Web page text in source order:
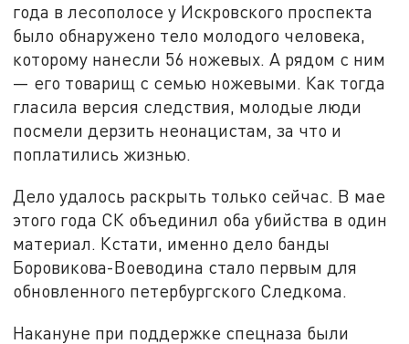
года в лесополосе у Искровского проспекта
было обнаружено тело молодого человека,
которому нанесли 56 ножевых. А рядом с ним
— его товарищ с семью ножевыми. Как тогда
гласила версия следствия, молодые люди
посмели дерзить неонацистам, за что и
поплатились жизнью.
Дело удалось раскрыть только сейчас. В мае
этого года СК объединил оба убийства в один
материал. Кстати, именно дело банды
Боровикова-Воеводина стало первым для
обновленного петербургского Следкома.
Накануне при поддержке спецназа были